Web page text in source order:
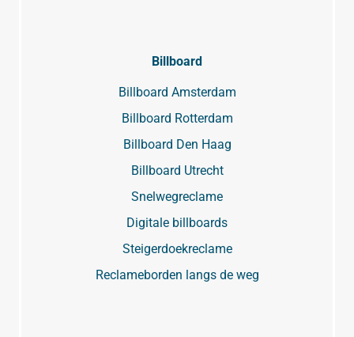
Billboard
Billboard Amsterdam
Billboard Rotterdam
Billboard Den Haag
Billboard Utrecht
Snelwegreclame
Digitale billboards
Steigerdoekreclame
Reclameborden langs de weg